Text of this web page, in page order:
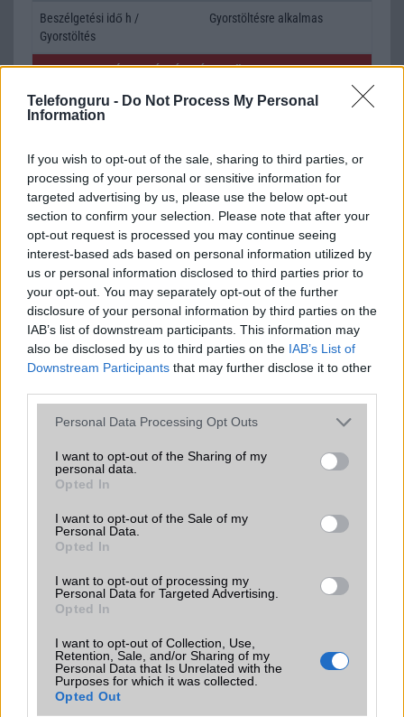
Telefonguru - Do Not Process My Personal
Information
If you wish to opt-out of the sale, sharing to third parties, or
processing of your personal or sensitive information for
targeted advertising by us, please use the below opt-out
section to confirm your selection. Please note that after your
opt-out request is processed you may continue seeing
interest-based ads based on personal information utilized by
us or personal information disclosed to third parties prior to
your opt-out. You may separately opt-out of the further
disclosure of your personal information by third parties on the
IAB’s list of downstream participants. This information may
also be disclosed by us to third parties on the IAB’s List of
Downstream Participants that may further disclose it to other
Please note that this website/app uses one or more Google
not limited to your visit or usage behaviour. You may click to
grant or deny consent to Google and its third-party tags to
use your data for below specified purposes in below Google
consent section.
Personal Data Processing Opt Outs
I want to opt-out of the Sharing of my
personal data.
Opted In
I want to opt-out of the Sale of my
Personal Data.
Opted In
I want to opt-out of processing my
Personal Data for Targeted Advertising.
Opted In
I want to opt-out of Collection, Use,
Retention, Sale, and/or Sharing of my
Personal Data that Is Unrelated with the
Purposes for which it was collected.
Opted Out
Beszélgetési idő h /
Gyorstöltés
Gyorstöltésre alkalmas
ALKALMAZÁSOK ÉS ÉRZÉKELŐK
Java Nincs
SNS integráció alap szolgáltatás
Organizer alap szolgáltatás
T9 szótár alkalmazás független szótár
Office alkalmazások
DV = Document viewer (Word,
Excel, PowerPoint, PDF)
Iránytũ ecompass
Extrák Nincs
EGYÉB
Vibra jelzés Van
SIM típus nanoSIM
SIM-ek száma
Flight mode Van
Terület
Funkciók Photo/video editor
Brand
felszereltségû és
funkcionalitású változat!
Védelem Nincs